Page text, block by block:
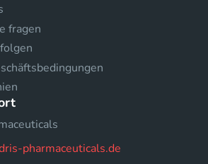
fragen
pharmaceuticals.de